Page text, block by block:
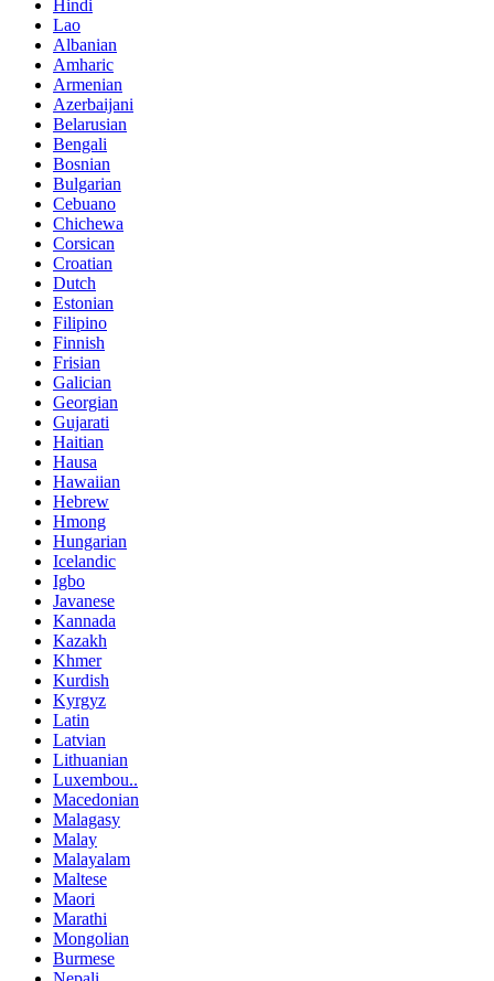
Hindi
Lao
Albanian
Amharic
Armenian
Azerbaijani
Belarusian
Bengali
Bosnian
Bulgarian
Cebuano
Chichewa
Corsican
Croatian
Dutch
Estonian
Filipino
Finnish
Frisian
Galician
Georgian
Gujarati
Haitian
Hausa
Hawaiian
Hebrew
Hmong
Hungarian
Icelandic
Igbo
Javanese
Kannada
Kazakh
Khmer
Kurdish
Kyrgyz
Latin
Latvian
Lithuanian
Luxembou..
Macedonian
Malagasy
Malay
Malayalam
Maltese
Maori
Marathi
Mongolian
Burmese